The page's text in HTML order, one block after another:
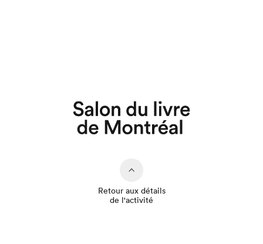
Retour aux détails
de l'activité